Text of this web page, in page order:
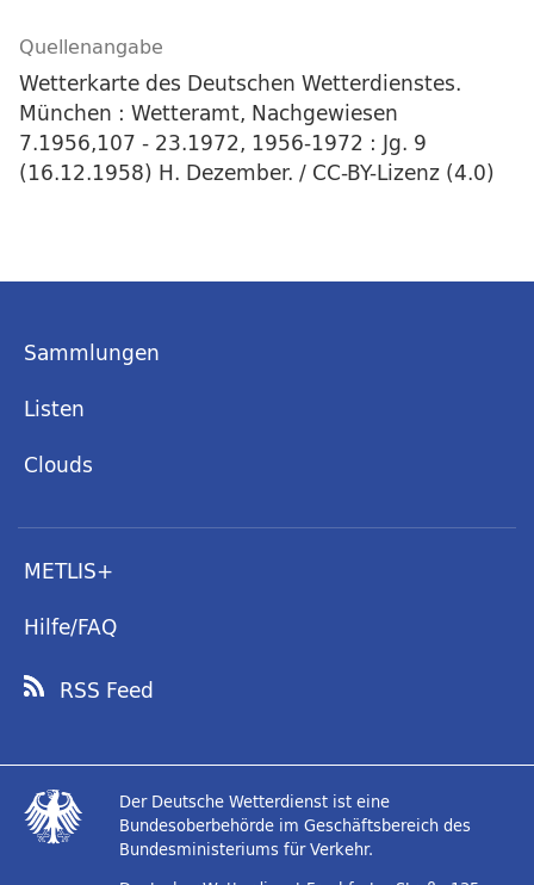
Quellenangabe
Wetterkarte des Deutschen Wetterdienstes.
München : Wetteramt, Nachgewiesen
7.1956,107 - 23.1972, 1956-1972 : Jg. 9
(16.12.1958) H. Dezember. / CC-BY-Lizenz (4.0)
Sammlungen
Listen
Clouds
METLIS+
Hilfe/FAQ
RSS Feed
Der Deutsche Wetterdienst ist eine
Bundesoberbehörde im Geschäftsbereich des
Bundesministeriums für Verkehr.